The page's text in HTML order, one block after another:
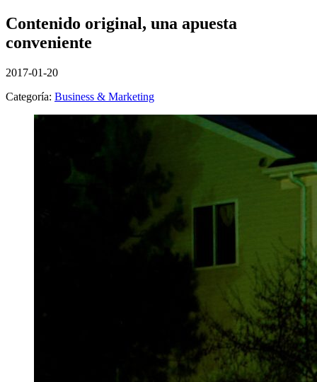
Contenido original, una apuesta
conveniente
2017-01-20
Categoría: Business & Marketing